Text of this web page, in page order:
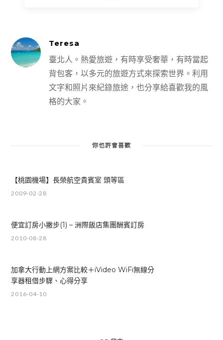
Teresa
臺北人。熱愛旅遊，有時享受奢華，有時當起
背包客，以多元的旅遊方式來探索世界。利用
文字和照片來紀錄旅途，也分享給喜歡我的風
格的大家。
你也許會喜歡
【桃園機場】長榮航空貴賓室 頭等區
2009-02-28
便宜訂房小撇步(1) – 洲際飯店集團酬賓訂房
2010-08-28
加拿大行動上網方案比較＋iVideo WiFi無線分
享器租借步驟、心得分享
2016-04-10